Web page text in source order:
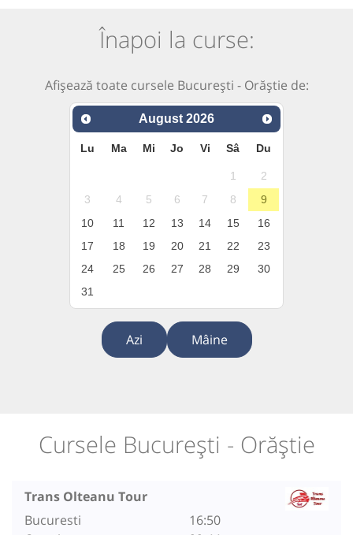
Înapoi la curse:
Afișează toate cursele București - Orăștie de:
August 2026
Lu Ma Mi Jo Vi Sâ Du
1
2
3
4 5 6 7 8
9
10
11 12 13 14 15
16
17
18 19 20 21 22
23
24
25 26 27 28 29
30
31
Azi Mâine
Cursele București - Orăștie
Trans Olteanu Tour
Bucuresti
16:50